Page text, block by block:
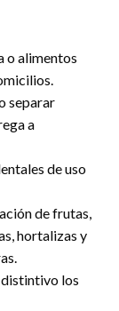
o alimentos
separar
a
de uso
de frutas,
hortalizas y
los